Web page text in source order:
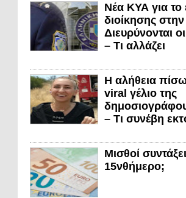
Νέα ΚΥΑ για το
διοίκησης
Διευρύνονται
– Τι αλλάζει
Η αλήθεια
viral γέλιο της
– Τι συνέβη
Μισθοί
15νθήμερο;